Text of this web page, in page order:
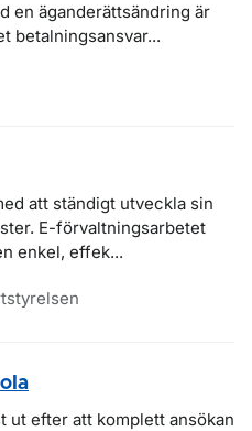
en äganderättsändring är
betalningsansvar...
att ständigt utveckla sin
E-förvaltningsarbetet
enkel, effek...
ut efter att komplett ansökan